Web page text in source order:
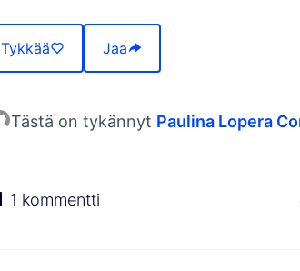
Tykkää Jaa
Tästä on tykännyt Paulina Lopera
1 kommentti